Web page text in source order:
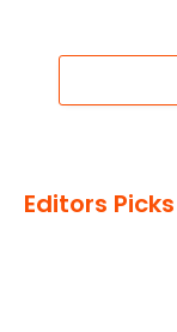
Editors Picks